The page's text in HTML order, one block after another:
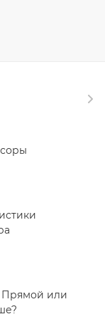
Прямой или